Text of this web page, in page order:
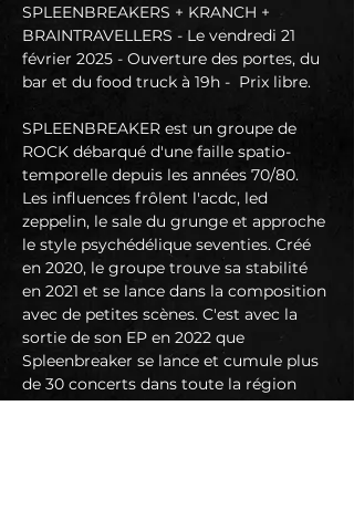
SPLEENBREAKERS + KRANCH +
BRAINTRAVELLERS - Le vendredi 21
février 2025 - Ouverture des portes, du
bar et du food truck à 19h -  Prix libre.
SPLEENBREAKER est un groupe de
ROCK débarqué d'une faille spatio-
temporelle depuis les années 70/80.
Les influences frôlent l'acdc, led
zeppelin, le sale du grunge et approche
le style psychédélique seventies. Créé
en 2020, le groupe trouve sa stabilité
en 2021 et se lance dans la composition
avec de petites scènes. C'est avec la
sortie de son EP en 2022 que
Spleenbreaker se lance et cumule plus
de 30 concerts dans toute la région
Occitanie (festivals, salles de concerts